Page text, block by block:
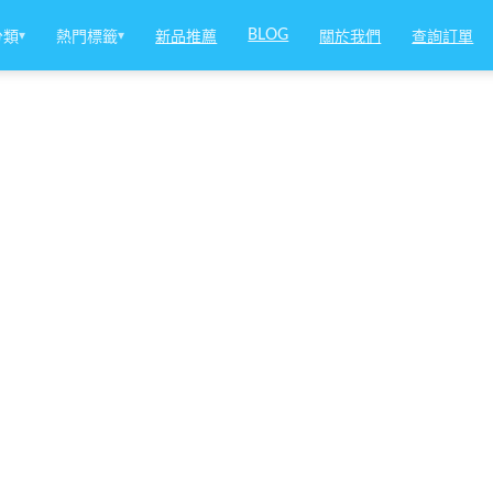
類▾ 熱門標籤▾ 新品推薦 BLOG 關於我們 查詢訂單